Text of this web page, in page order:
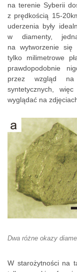
na terenie Syberii
z prędkością 15-
uderzenia były
w diamenty,
na wytworzenie się
tylko milimetrowe
prawdopodobnie
przez wzgląd na
syntetycznych,
wyglądać na
Dwa różne okazy
W starożytności na